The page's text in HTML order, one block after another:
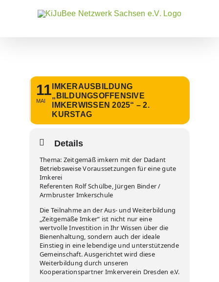
11
MAI
IMKERAUSBILDUNG
„BILDUNGSOFFENSIVE
IMKERWISSEN 2025“ – 2.
KURSTAG
Details
Thema: Zeitgemäß imkern mit der Dadant
Betriebsweise Voraussetzungen für eine gute
Imkerei
Referenten Rolf Schülbe, Jürgen Binder /
Armbruster Imkerschule
Die Teilnahme an der Aus- und Weiterbildung
„Zeitgemäße Imker“ ist nicht nur eine
wertvolle Investition in Ihr Wissen über die
Bienenhaltung, sondern auch der ideale
Einstieg in eine lebendige und unterstützende
Gemeinschaft. Ausgerichtet wird diese
Weiterbildung durch unseren
Kooperationspartner Imkerverein Dresden e.V.